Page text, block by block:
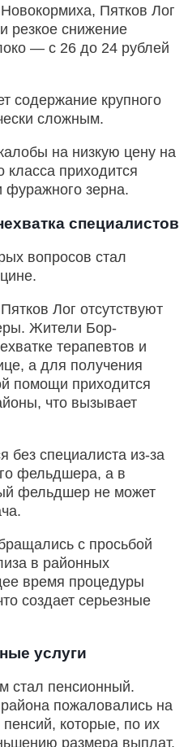
Пятков Лог
резкое снижение
— с 26 до 24 рублей
содержание крупного
сложным.
на низкую цену на
класса приходится
фуражного зерна.
специалистов
вопросов стал
Лог отсутствуют
Жители Бор-
терапевтов и
а для получения
помощи приходится
что вызывает
без специалиста из-за
фельдшера, а в
фельдшер не может
с просьбой
в районных
время процедуры
создает серьезные
услуги
стал пенсионный.
пожаловались на
которые, по их
размера выплат.